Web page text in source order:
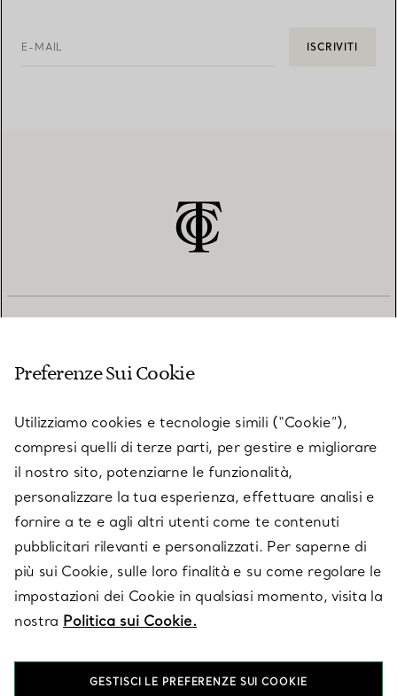
E-MAIL ISCRIVITI
SU TIFFANY & CO.
LEGALE
SEGUICI
Preferenze Sui Cookie
Utilizziamo cookies e tecnologie simili (“Cookie”),
compresi quelli di terze parti, per gestire e migliorare
il nostro sito, potenziarne le funzionalità,
personalizzare la tua esperienza, effettuare analisi e
fornire a te e agli altri utenti come te contenuti
pubblicitari rilevanti e personalizzati. Per saperne di
più sui Cookie, sulle loro finalità e su come regolare le
impostazioni dei Cookie in qualsiasi momento, visita la
nostra Politica sui Cookie.
GESTISCI LE PREFERENZE SUI COOKIE